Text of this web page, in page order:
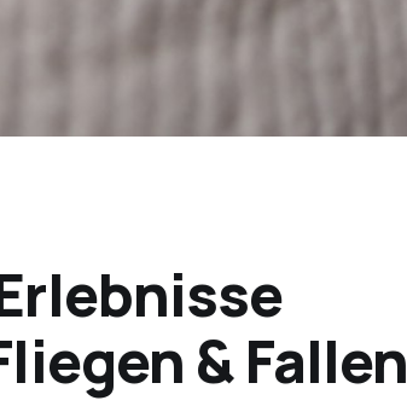
& Fallen